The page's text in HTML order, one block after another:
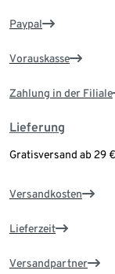
Paypal
Vorauskasse
Zahlung in der Filiale
Lieferung
Gratisversand ab 29
Versandkosten
Lieferzeit
Versandpartner